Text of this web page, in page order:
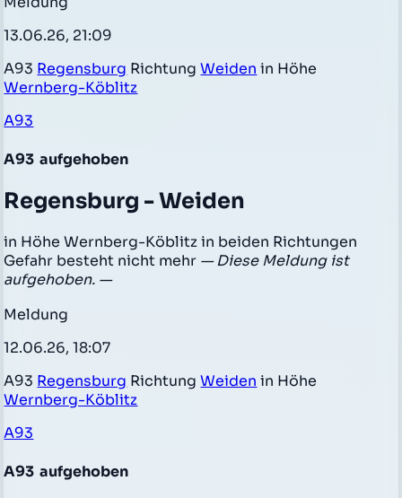
13.06.26, 21:09
A93 Regensburg RichtungWeiden in Höhe
Wernberg-Köblitz
A93
A93 aufgehoben
Regensburg - Weiden
in Höhe Wernberg-Köblitz in beiden Richtungen
Gefahr besteht nicht mehr — Diese Meldung ist
aufgehoben. —
Meldung
12.06.26, 18:07
A93 Regensburg RichtungWeiden in Höhe
Wernberg-Köblitz
A93
A93 aufgehoben